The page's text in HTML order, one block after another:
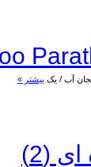
بیشتر »
(2)